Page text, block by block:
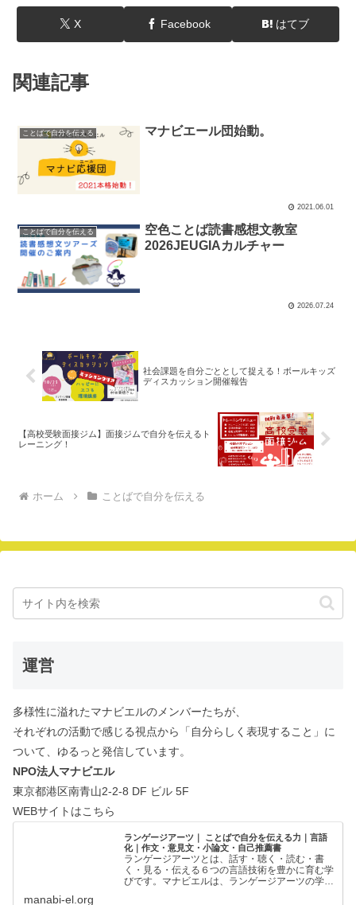
X Facebook はてブ
関連記事
ことばで自分を伝える マナビエール団始動。
2021.06.01
ことばで自分を伝える
空色ことば読書感想文教室
2026JEUGIAカルチャー
2026.07.24
社会課題を自分ごととして捉える！ボールキッズ
ディスカッション開催報告
【高校受験面接ジム】面接ジムで自分を伝えるト
レーニング！
ホーム ことばで自分を伝える
運営
多様性に溢れたマナビエルのメンバーたちが、
それぞれの活動で感じる視点から「自分らしく表現すること」に
ついて、ゆるっと発信しています。
NPO法人マナビエル
東京都港区南青山2-2-8 DF ビル 5F
WEBサイトはこちら
ランゲージアーツ｜ ことばで自分を伝える力｜言語
化｜作文・意見文・小論文・自己推薦書
ランゲージアーツとは、話す・聴く・読む・書
く・見る・伝える６つの言語技術を豊かに育む学
びです。マナビエルは、ランゲージアーツの学び
manabi-el.org